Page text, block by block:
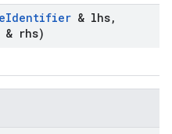
Identifier & lhs,
& rhs)